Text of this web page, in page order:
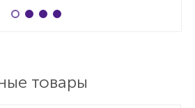
товары